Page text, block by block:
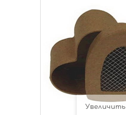
Увеличить